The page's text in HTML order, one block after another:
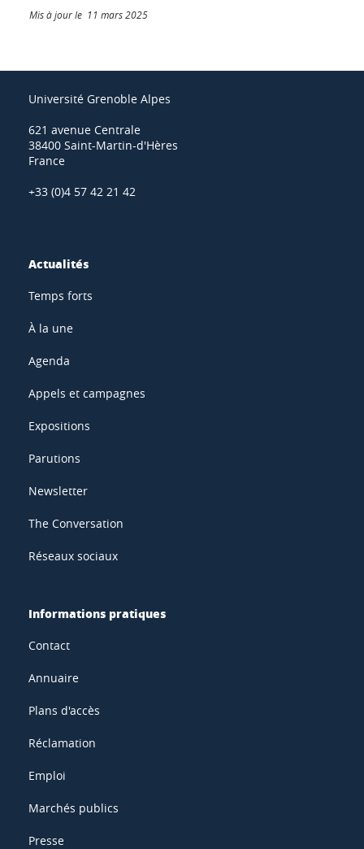
Mis à jour le 11 mars 2025
Université Grenoble Alpes
621 avenue Centrale
38400 Saint-Martin-d'Hères
France
+33 (0)4 57 42 21 42
Actualités
Temps forts
À la une
Agenda
Appels et campagnes
Expositions
Parutions
Newsletter
The Conversation
Réseaux sociaux
Informations pratiques
Contact
Annuaire
Plans d'accès
Réclamation
Emploi
Marchés publics
Presse